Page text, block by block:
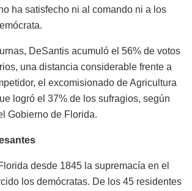
ha satisfecho ni al comando ni a los
DeSantis acumuló el 56% de votos
una distancia considerable frente a
el excomisionado de Agricultura
logró el 37% de los sufragios, según
Gobierno de Florida.
desde 1845 la supremacía en el
los demócratas. De los 45 residentes